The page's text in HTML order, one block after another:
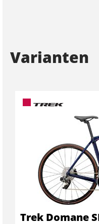
Varianten
Trek Domane